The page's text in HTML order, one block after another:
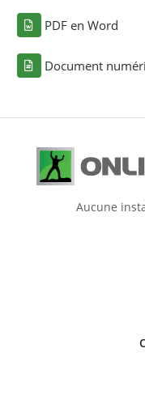
PDF en Word
Document
Aucune